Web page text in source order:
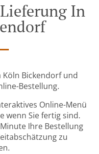
In
Köln Bickendorf und
Bestellung.
Online-Menü
wenn Sie fertig sind.
Ihre Bestellung
zu